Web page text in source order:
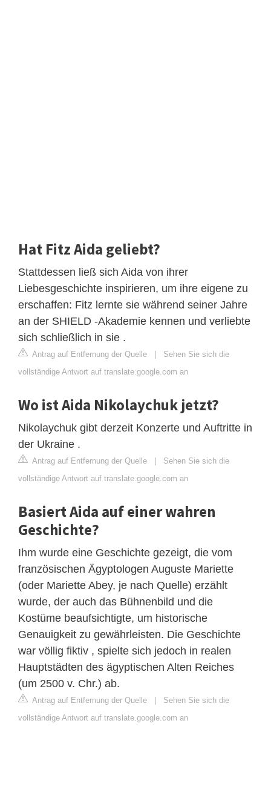
Hat Fitz Aida geliebt?
Stattdessen ließ sich Aida von ihrer
Liebesgeschichte inspirieren, um ihre eigene zu
erschaffen: Fitz lernte sie während seiner Jahre
an der SHIELD -Akademie kennen und verliebte
sich schließlich in sie .
Antrag auf Entfernung der Quelle | Sehen Sie sich die
vollständige Antwort auf translate.google.com an
Wo ist Aida Nikolaychuk jetzt?
Nikolaychuk gibt derzeit Konzerte und Auftritte in
der Ukraine .
Antrag auf Entfernung der Quelle | Sehen Sie sich die
vollständige Antwort auf translate.google.com an
Basiert Aida auf einer wahren
Geschichte?
Ihm wurde eine Geschichte gezeigt, die vom
französischen Ägyptologen Auguste Mariette
(oder Mariette Abey, je nach Quelle) erzählt
wurde, der auch das Bühnenbild und die
Kostüme beaufsichtigte, um historische
Genauigkeit zu gewährleisten. Die Geschichte
war völlig fiktiv , spielte sich jedoch in realen
Hauptstädten des ägyptischen Alten Reiches
(um 2500 v. Chr.) ab.
Antrag auf Entfernung der Quelle | Sehen Sie sich die
vollständige Antwort auf translate.google.com an